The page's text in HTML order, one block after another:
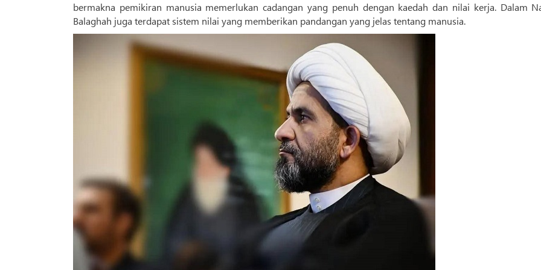
bermakna pemikiran manusia memerlukan cadangan yang penuh dengan kaedah dan nilai kerja. Dalam
Balaghah juga terdapat sistem nilai yang memberikan pandangan yang jelas tentang manusia.